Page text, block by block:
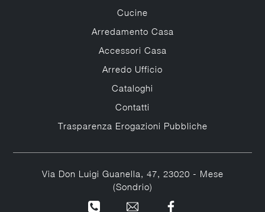
Cucine
Arredamento Casa
Accessori Casa
Arredo Ufficio
Cataloghi
Contatti
Trasparenza Erogazioni Pubbliche
Via Don Luigi Guanella, 47, 23020 - Mese
(Sondrio)